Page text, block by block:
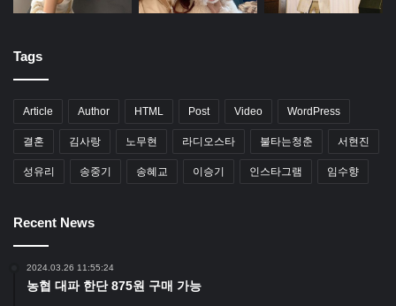
Tags
Article Author HTML Post Video WordPress
결혼 김사랑 노무현 라디오스타 불타는청춘 서현진
성유리 송중기 송혜교 이승기 인스타그램 임수향
Recent News
2024.03.26 11:55:24
농협 대파 한단 875원 구매 가능